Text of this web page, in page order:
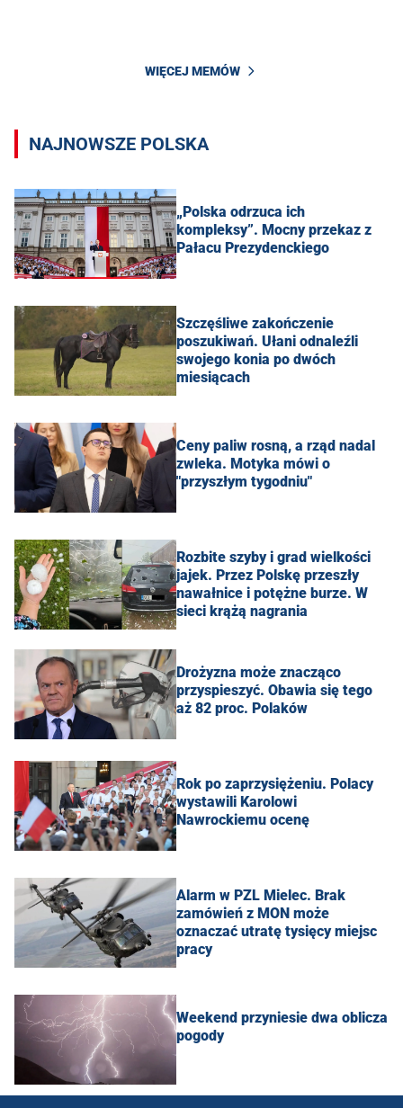
WIĘCEJ MEMÓW
NAJNOWSZE POLSKA
„Polska odrzuca ich
kompleksy”. Mocny przekaz z
Pałacu Prezydenckiego
Szczęśliwe zakończenie
poszukiwań. Ułani odnaleźli
swojego konia po dwóch
miesiącach
Ceny paliw rosną, a rząd nadal
zwleka. Motyka mówi o
"przyszłym tygodniu"
Rozbite szyby i grad wielkości
jajek. Przez Polskę przeszły
nawałnice i potężne burze. W
sieci krążą nagrania
Drożyzna może znacząco
przyspieszyć. Obawia się tego
aż 82 proc. Polaków
Rok po zaprzysiężeniu. Polacy
wystawili Karolowi
Nawrockiemu ocenę
Alarm w PZL Mielec. Brak
zamówień z MON może
oznaczać utratę tysięcy miejsc
pracy
Weekend przyniesie dwa oblicza
pogody